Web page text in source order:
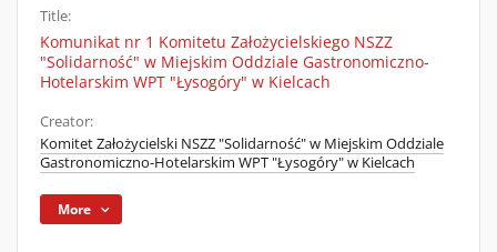
Title:
Komunikat nr 1 Komitetu Założycielskiego NSZZ
"Solidarność" w Miejskim Oddziale Gastronomiczno-
Hotelarskim WPT "Łysogóry" w Kielcach
Creator:
Komitet Założycielski NSZZ "Solidarność" w Miejskim Oddziale
Gastronomiczno-Hotelarskim WPT "Łysogóry" w Kielcach
More